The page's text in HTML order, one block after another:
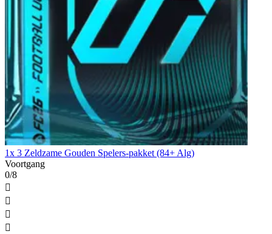
1x 3 Zeldzame Gouden Spelers-pakket (84+ Alg)
Voortgang
0/8



